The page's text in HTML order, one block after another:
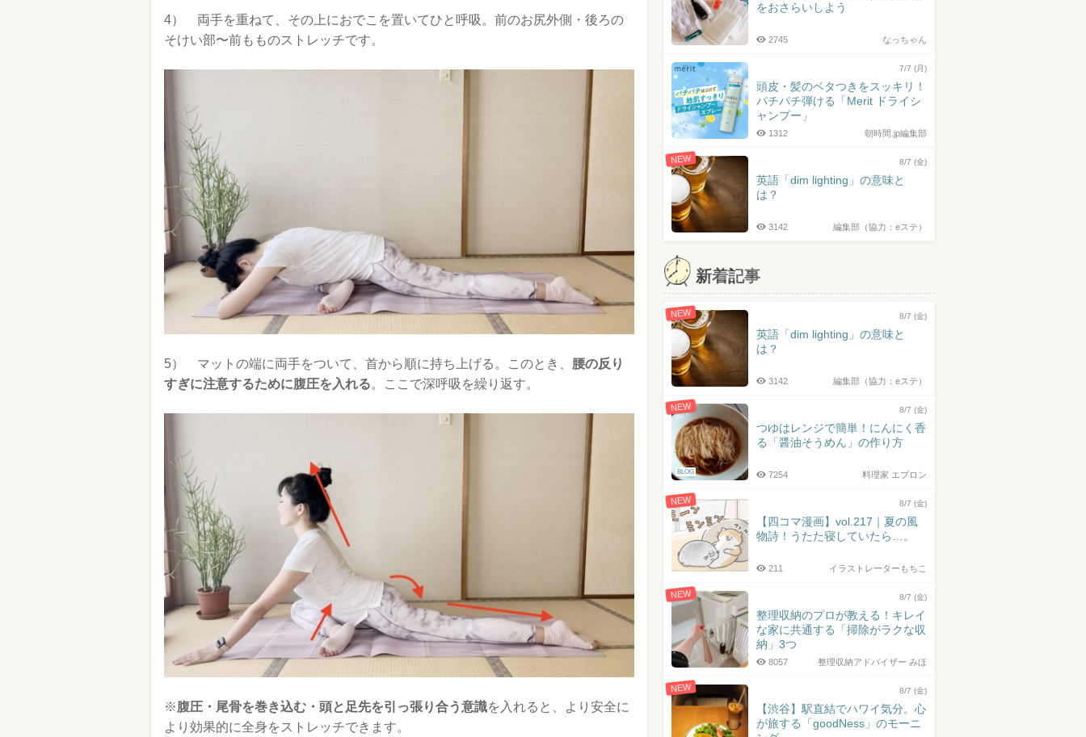
4） 両手を重ねて、その上におでこを置いてひと呼吸。前のお尻外側・後ろの
そけい部〜前もものストレッチです。
5） マットの端に両手をついて、首から順に持ち上げる。このとき、 腰の反り
すぎに注意するために腹圧を入れる。ここで深呼吸を繰り返す。
※腹圧・尾骨を巻き込む・頭と足先を引っ張り合う意識を入れると、より安全に
より効果的に全身をストレッチできます。
をおさらいしよう
なっちゃん
2745
7/7 (月)
頭皮・髪のベタつきをスッキリ！
パチパチ弾ける「Merit ドライシ
ャンプー」
朝時間.jp編集部
1312
NEW 8/7 (金)
英語「dim lighting」の意味と
は？
編集部（協力：eステ）
3142
新着記事
NEW 8/7 (金)
英語「dim lighting」の意味と
は？
編集部（協力：eステ）
3142
NEW
BLOG
8/7 (金)
つゆはレンジで簡単！にんにく香
る「醤油そうめん」の作り方
料理家 エプロン
7254
NEW 8/7 (金)
【四コマ漫画】vol.217｜夏の風
物詩！うたた寝していたら…。
イラストレーターもちこ
211
NEW 8/7 (金)
整理収納のプロが教える！キレイ
な家に共通する「掃除がラクな収
納」3つ
整理収納アドバイザー みほ
8057
NEW 8/7 (金)
【渋谷】駅直結でハワイ気分。心
が旅する「goodNess」のモーニ